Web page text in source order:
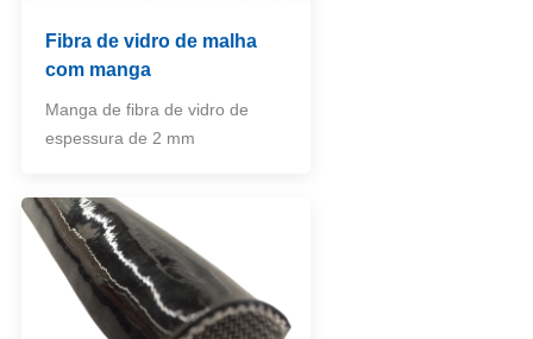
Fibra de vidro de malha
com manga
Manga de fibra de vidro de
espessura de 2 mm